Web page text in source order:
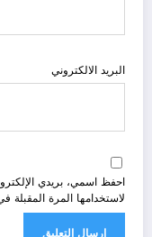
البريد الالكتروني
احفظ اسمي، بريدي
لاستخدامها المرة المقبلة